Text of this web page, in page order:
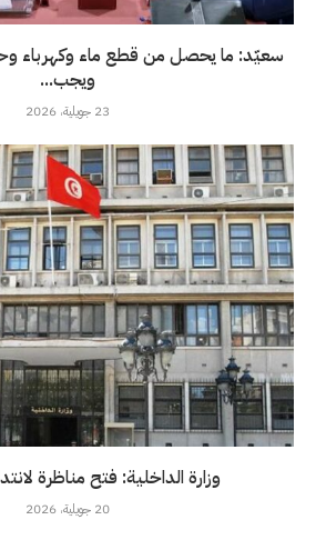
سعيّد: ما يحصل من قطع ماء وكهرباء
ويجب...
23 جويلية، 2026
وزارة الداخلية: فتح مناظرة
20 جويلية، 2026